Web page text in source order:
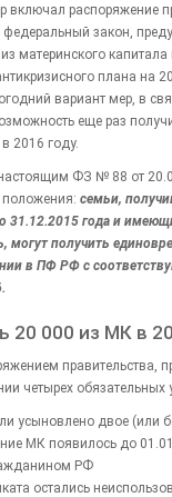
включал распоряжение
федеральный закон,
материнского
плана на
вариант мер, в
еще раз
2016 году.
ФЗ № 88 от
семьи,
31.12.2015 года и
могут получить
в ПФ РФ с
20 000 из МК в
правительства,
четырех обязательных
усыновлено двое (или
МК появилось до
РФ
остались